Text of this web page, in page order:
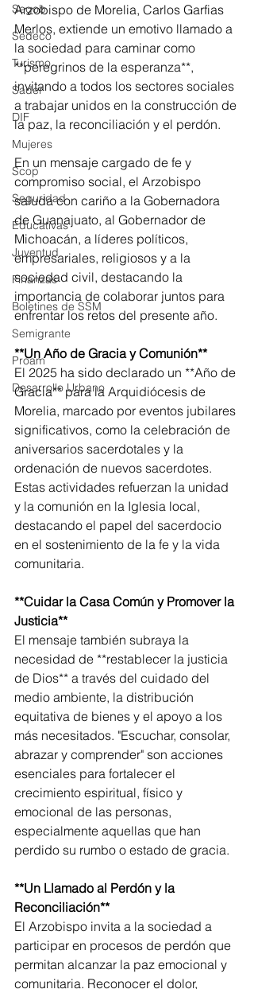
Segob
Sedeco
Turismo
Sader
DIF
Mujeres
Scop
Seguridad
Educativas
Juventud
Finanzas
Boletines de SSM
Semigrante
Proam
Desarrollo Urbano
Arzobispo de Morelia, Carlos Garfias
Merlos, extiende un emotivo llamado a
la sociedad para caminar como
**peregrinos de la esperanza**,
invitando a todos los sectores sociales
a trabajar unidos en la construcción de
la paz, la reconciliación y el perdón.
En un mensaje cargado de fe y
compromiso social, el Arzobispo
saluda con cariño a la Gobernadora
de Guanajuato, al Gobernador de
Michoacán, a líderes políticos,
empresariales, religiosos y a la
sociedad civil, destacando la
importancia de colaborar juntos para
enfrentar los retos del presente año.
**Un Año de Gracia y Comunión**
El 2025 ha sido declarado un **Año de
Gracia** para la Arquidiócesis de
Morelia, marcado por eventos jubilares
significativos, como la celebración de
aniversarios sacerdotales y la
ordenación de nuevos sacerdotes.
Estas actividades refuerzan la unidad
y la comunión en la Iglesia local,
destacando el papel del sacerdocio
en el sostenimiento de la fe y la vida
comunitaria.
**Cuidar la Casa Común y Promover la
Justicia**
El mensaje también subraya la
necesidad de **restablecer la justicia
de Dios** a través del cuidado del
medio ambiente, la distribución
equitativa de bienes y el apoyo a los
más necesitados. "Escuchar, consolar,
abrazar y comprender" son acciones
esenciales para fortalecer el
crecimiento espiritual, físico y
emocional de las personas,
especialmente aquellas que han
perdido su rumbo o estado de gracia.
**Un Llamado al Perdón y la
Reconciliación**
El Arzobispo invita a la sociedad a
participar en procesos de perdón que
permitan alcanzar la paz emocional y
comunitaria. Reconocer el dolor,